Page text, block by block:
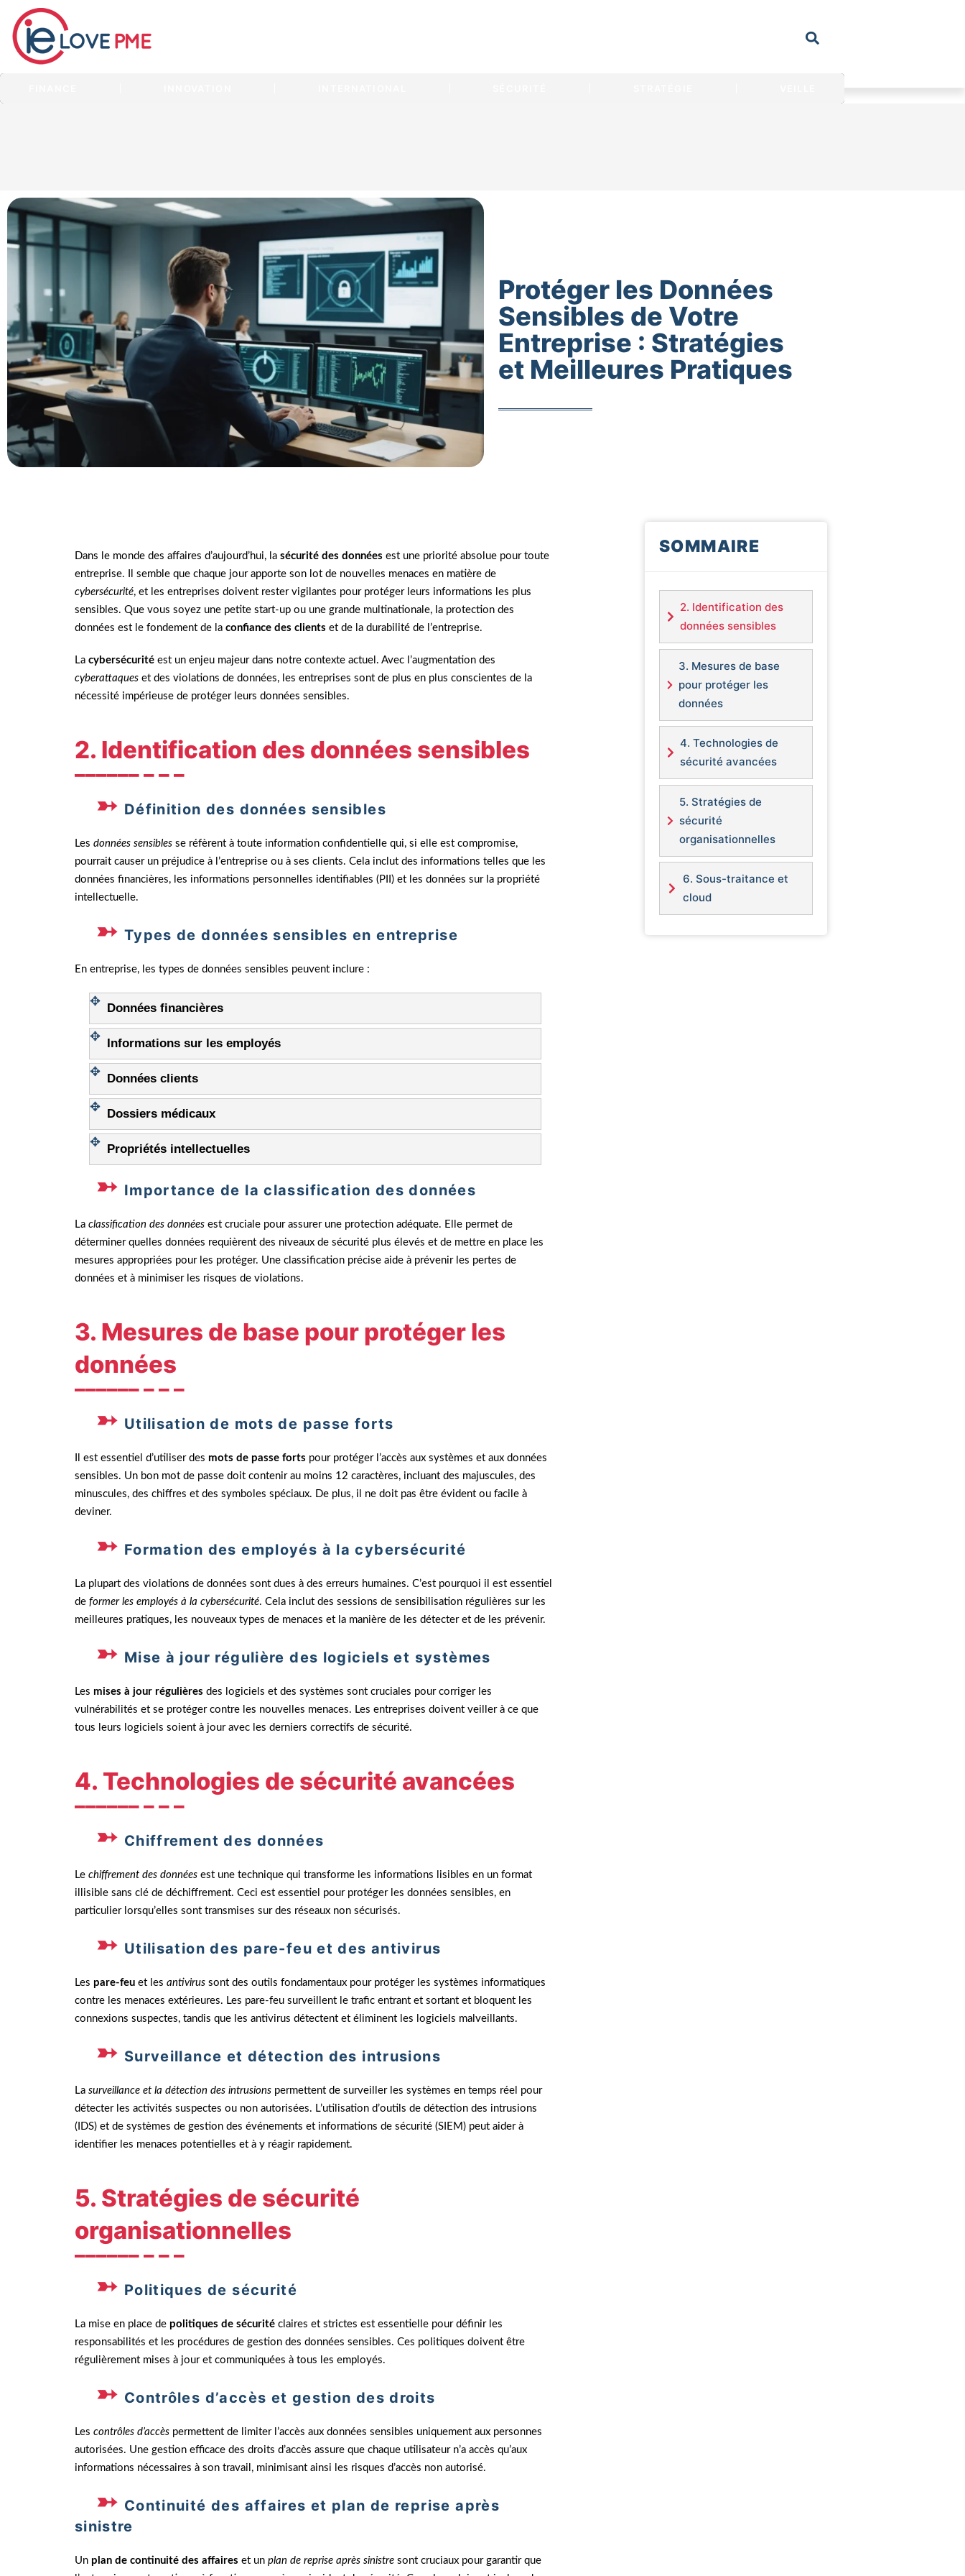
Protéger les Données
Sensibles de Votre
Entreprise : Stratégies
et Meilleures Pratiques
Dans le monde des affaires d’aujourd’hui, la sécurité des données est une priorité absolue pour toute
entreprise. Il semble que chaque jour apporte son lot de nouvelles menaces en matière de
cybersécurité, et les entreprises doivent rester vigilantes pour protéger leurs informations les plus
sensibles. Que vous soyez une petite start-up ou une grande multinationale, la protection des
données est le fondement de la confiance des clients et de la durabilité de l’entreprise.
La cybersécuritéest un enjeu majeur dans notre contexte actuel. Avec l’augmentation des
cyberattaqueset des violations de données, les entreprises sont de plus en plus conscientes de la
nécessité impérieuse de protéger leurs données sensibles.
2. Identification des données sensibles
Définition des données sensibles
Les données sensiblesse réfèrent à toute information confidentielle qui, si elle est compromise,
pourrait causer un préjudice à l’entreprise ou à ses clients. Cela inclut des informations telles que les
données financières, les informations personnelles identifiables (PII) et les données sur la propriété
intellectuelle.
Types de données sensibles en entreprise
En entreprise, les types de données sensibles peuvent inclure :
Données financières
Informations sur les employés
Données clients
Dossiers médicaux
Propriétés intellectuelles
Importance de la classification des données
La classification des donnéesest cruciale pour assurer une protection adéquate. Elle permet de
déterminer quelles données requièrent des niveaux de sécurité plus élevés et de mettre en place les
mesures appropriées pour les protéger. Une classification précise aide à prévenir les pertes de
données et à minimiser les risques de violations.
3. Mesures de base pour protéger les
données
Utilisation de mots de passe forts
Il est essentiel d’utiliser des mots de passe forts pour protéger l’accès aux systèmes et aux données
sensibles. Un bon mot de passe doit contenir au moins 12 caractères, incluant des majuscules, des
minuscules, des chiffres et des symboles spéciaux. De plus, il ne doit pas être évident ou facile à
deviner.
Formation des employés à la cybersécurité
La plupart des violations de données sont dues à des erreurs humaines. C’est pourquoi il est essentiel
de former les employés à la cybersécurité. Cela inclut des sessions de sensibilisation régulières sur les
meilleures pratiques, les nouveaux types de menaces et la manière de les détecter et de les prévenir.
Mise à jour régulière des logiciels et systèmes
Les mises à jour régulières des logiciels et des systèmes sont cruciales pour corriger les
vulnérabilités et se protéger contre les nouvelles menaces. Les entreprises doivent veiller à ce que
tous leurs logiciels soient à jour avec les derniers correctifs de sécurité.
4. Technologies de sécurité avancées
Chiffrement des données
Le chiffrement des donnéesest une technique qui transforme les informations lisibles en un format
illisible sans clé de déchiffrement. Ceci est essentiel pour protéger les données sensibles, en
particulier lorsqu’elles sont transmises sur des réseaux non sécurisés.
Utilisation des pare-feu et des antivirus
Les pare-feuet les antivirussont des outils fondamentaux pour protéger les systèmes informatiques
contre les menaces extérieures. Les pare-feu surveillent le trafic entrant et sortant et bloquent les
connexions suspectes, tandis que les antivirus détectent et éliminent les logiciels malveillants.
Surveillance et détection des intrusions
La surveillance et la détection des intrusionspermettent de surveiller les systèmes en temps réel pour
détecter les activités suspectes ou non autorisées. L’utilisation d’outils de détection des intrusions
(IDS) et de systèmes de gestion des événements et informations de sécurité (SIEM) peut aider à
identifier les menaces potentielles et à y réagir rapidement.
5. Stratégies de sécurité
organisationnelles
Politiques de sécurité
La mise en place de politiques de sécuritéclaires et strictes est essentielle pour définir les
responsabilités et les procédures de gestion des données sensibles. Ces politiques doivent être
régulièrement mises à jour et communiquées à tous les employés.
Contrôles d’accès et gestion des droits
Les contrôles d’accèspermettent de limiter l’accès aux données sensibles uniquement aux personnes
autorisées. Une gestion efficace des droits d’accès assure que chaque utilisateur n’a accès qu’aux
informations nécessaires à son travail, minimisant ainsi les risques d’accès non autorisé.
Continuité des affaires et plan de reprise après
sinistre
Un plan de continuité des affaires et un plan de reprise après sinistresont cruciaux pour garantir que
SOMMAIRE
2. Identification des
données sensibles
3. Mesures de base
pour protéger les
données
4. Technologies de
sécurité avancées
5. Stratégies de
sécurité
organisationnelles
6. Sous-traitance et
cloud